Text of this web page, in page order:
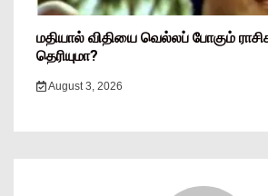
மதியால் விதியை வெல்லப் போகும்
தெரியுமா?
August 3, 2026